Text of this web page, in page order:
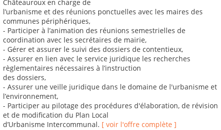
Châteauroux en charge de
l’urbanisme et des réunions ponctuelles avec les maires des
communes périphériques,
- Participer à l’animation des réunions semestrielles de
coordination avec les secrétaires de mairie,
- Gérer et assurer le suivi des dossiers de contentieux,
- Assurer en lien avec le service juridique les recherches
règlementaires nécessaires à l’instruction
des dossiers,
- Assurer une veille juridique dans le domaine de l'urbanisme et
l’environnement,
- Participer au pilotage des procédures d'élaboration, de révision
et de modification du Plan Local
d’Urbanisme Intercommunal. [ voir l'offre complète ]